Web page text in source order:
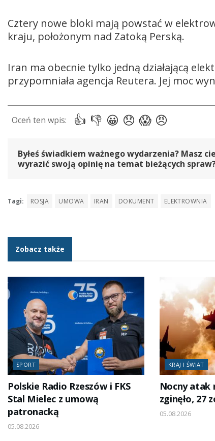
Cztery nowe bloki mają powstać w
kraju, położonym nad Zatoką Perską.
Iran ma obecnie tylko jedną działającą
przypomniała agencja Reutera. Jej moc
Byłeś świadkiem ważnego wydarzenia? Masz
wyrazić swoją opinię na temat bieżących
Tagi: ROSJA UMOWA IRAN DOKUMENT ELEKTROWNIA
Zobacz także
SPORT
Polskie Radio Rzeszów i FKS
Stal Mielec z umową
patronacką
05.08.2026
KRAJ I ŚWIAT
Nocny atak
zginęło, 27
05.08.2026